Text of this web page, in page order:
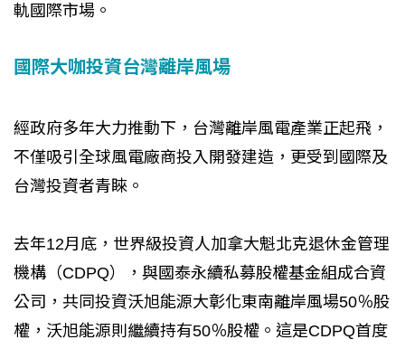
軌國際市場。
國際大咖投資台灣離岸風場
經政府多年大力推動下，台灣離岸風電產業正起飛，
不僅吸引全球風電廠商投入開發建造，更受到國際及
台灣投資者青睞。
去年12月底，世界級投資人加拿大魁北克退休金管理
機構（CDPQ），與國泰永續私募股權基金組成合資
公司，共同投資沃旭能源大彰化東南離岸風場50％股
權，沃旭能源則繼續持有50％股權。這是CDPQ首度